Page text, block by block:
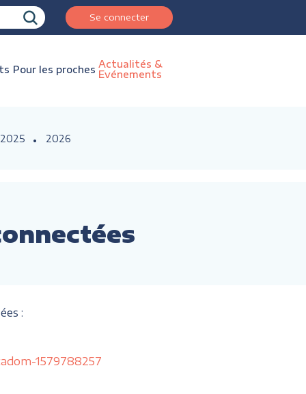
Se connecter
Pour les proches Actualités &
Evénements
2025 2026
:
1579788257